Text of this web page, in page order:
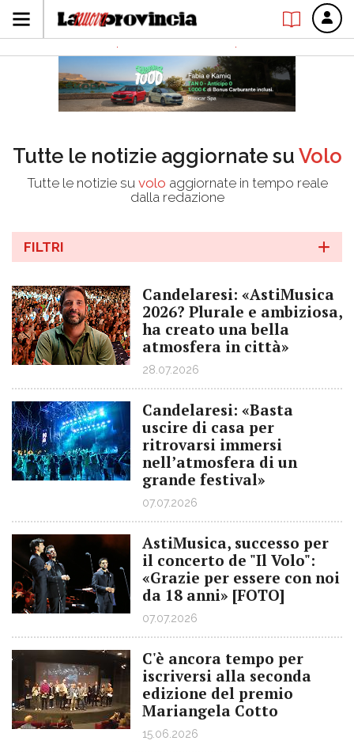
Tutte le notizie aggiornate su Volo
Tutte le notizie su volo aggiornate in tempo reale
dalla redazione
FILTRI
Candelaresi: «AstiMusica
2026? Plurale e ambiziosa,
ha creato una bella
atmosfera in città»
28.07.2026
Candelaresi: «Basta
uscire di casa per
ritrovarsi immersi
nell’atmosfera di un
grande festival»
07.07.2026
AstiMusica, successo per
il concerto de "Il Volo":
«Grazie per essere con noi
da 18 anni» [FOTO]
07.07.2026
C'è ancora tempo per
iscriversi alla seconda
edizione del premio
Mariangela Cotto
15.06.2026